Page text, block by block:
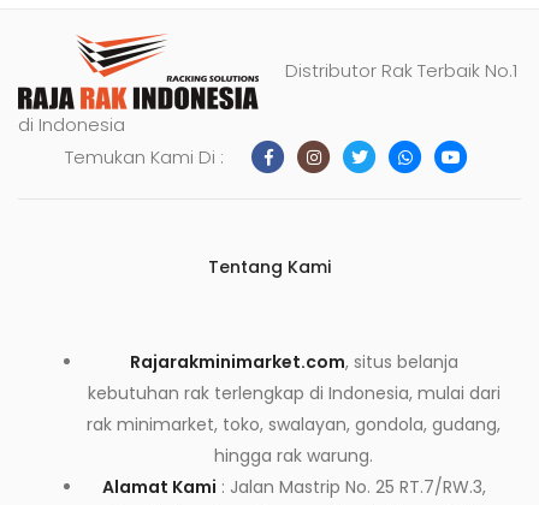
Distributor Rak Terbaik No.1
di Indonesia
Temukan Kami Di :
Tentang Kami
Rajarakminimarket.com, situs belanja
kebutuhan rak terlengkap di Indonesia, mulai dari
rak minimarket, toko, swalayan, gondola, gudang,
hingga rak warung.
Alamat Kami : Jalan Mastrip No. 25 RT.7/RW.3,